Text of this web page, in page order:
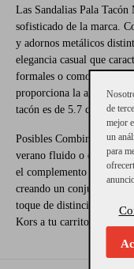
Las Sandalias Pala
sofisticado de la marca.
y adornos metálicos
elegancia casual que
formales o como un
proporciona la altura
tacón es de 5.7 cm
Posibles Combinaciones:
verano fluido o con tus
el complemento perfecto
creando un conjunto
toque de distinción a tu
Kors a tu carrito y siente
de
mejor
un
para